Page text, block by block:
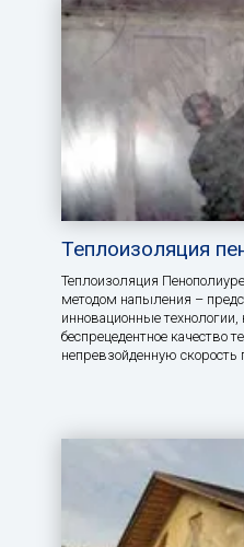
Теплоизоляция
Теплоизоляция
методом напыления –
инновационные
беспрецедентное качество
непревзойденную скорость